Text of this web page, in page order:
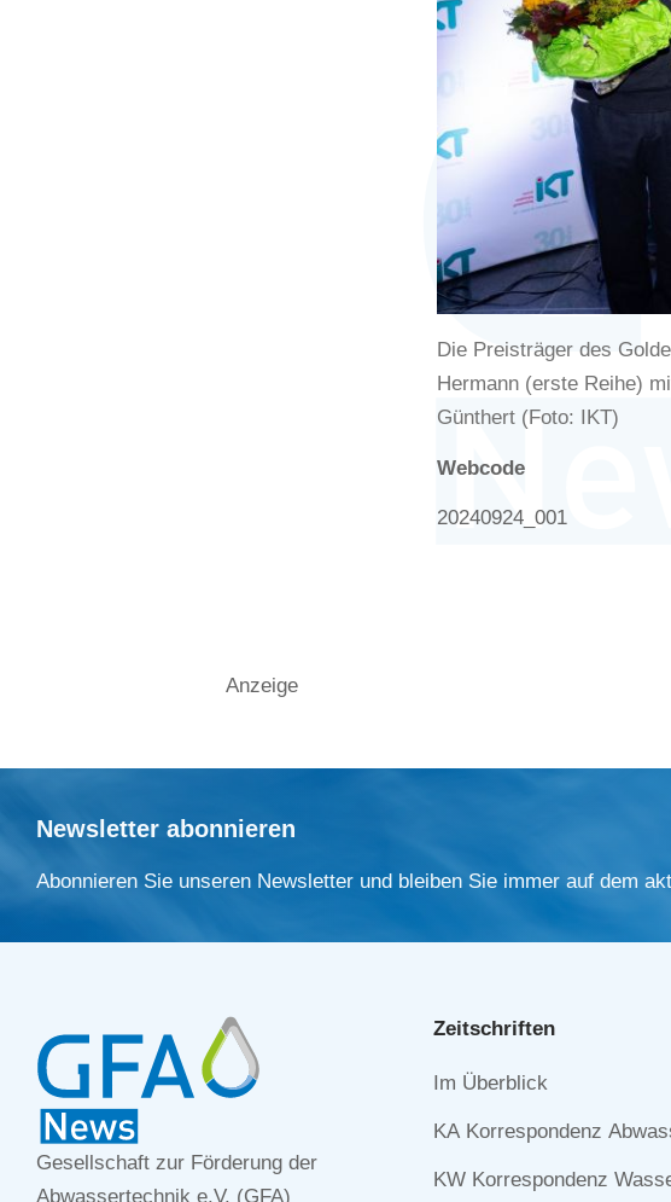
Die Preisträger des
Hermann (erste Reihe)
Günthert (Foto: IKT)
Webcode
20240924_001
Anzeige
Newsletter abonnieren
Abonnieren Sie unseren Newsletter und bleiben Sie immer auf dem
Gesellschaft zur Förderung der
Abwassertechnik e.V. (GFA)
Zeitschriften
Navigation
Im Überblick
KA Korrespondenz
KW Korrespondenz